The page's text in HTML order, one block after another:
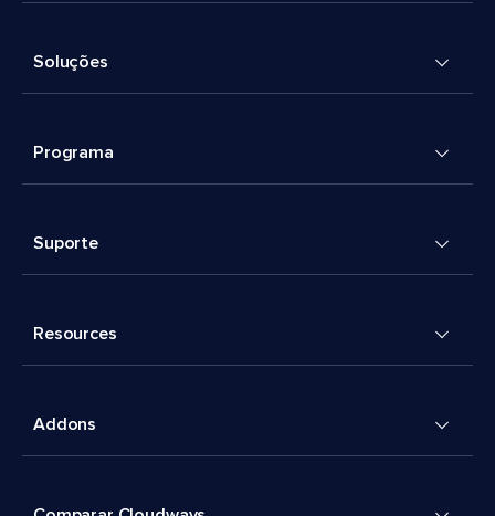
Soluções
Programa
Suporte
Resources
Addons